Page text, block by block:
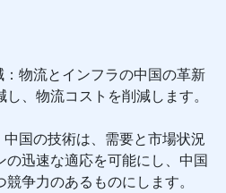
物流とインフラの中国の革新
、物流コストを削減します。
国の技術は、需要と市場状況
迅速な適応を可能にし、中国
争力のあるものにします。